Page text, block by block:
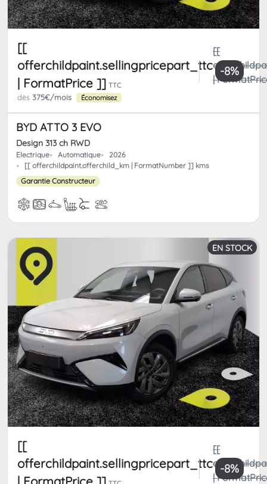
[[
offerchildpaint.sellingpricepart_ttc
| FormatPrice ]] TTC
[[
|
dès 375€/mois Économisez
-8%
BYD ATTO 3 EVO
Design 313 ch RWD
Electrique Automatique
2026
[[ offerchildpaint.offerchild_km | FormatNumber ]] kms
Garantie Constructeur
EN STOCK
[[
offerchildpaint.sellingpricepart_ttc
[[
|
-8%